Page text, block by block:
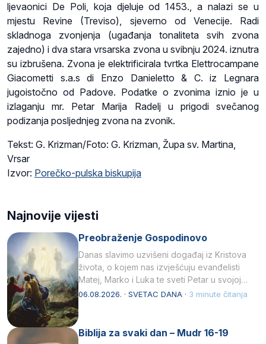
ljevaonici De Poli, koja djeluje od 1453., a nalazi se u
mjestu Revine (Treviso), sjeverno od Venecije. Radi
skladnoga zvonjenja (ugađanja tonaliteta svih zvona
zajedno) i dva stara vrsarska zvona u svibnju 2024. iznutra
su izbrušena. Zvona je elektrificirala tvrtka Elettrocampane
Giacometti s.a.s di Enzo Danieletto & C. iz Legnara
jugoistočno od Padove. Podatke o zvonima iznio je u
izlaganju mr. Petar Marija Radelj u prigodi svečanog
podizanja posljednjeg zvona na zvonik.
Tekst: G. Krizman/Foto: G. Krizman, Župa sv. Martina,
Vrsar
Izvor: Porečko-pulska biskupija
Najnovije vijesti
Preobraženje Gospodinovo
Danas slavimo uzvišeni događaj iz Kristova
života, o kojem nas izvješćuju evanđelisti
Matej, Marko i Luka te sveti Petar u svojoj
drugoj…
06.08.2026. · SVETAC DANA · 3 minute čitanja
Biblija za svaki dan – Mudr 16-19